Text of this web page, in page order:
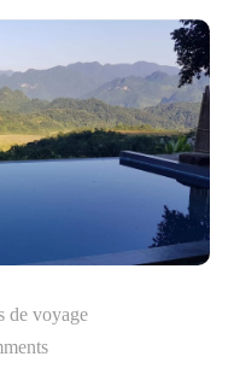
de voyage